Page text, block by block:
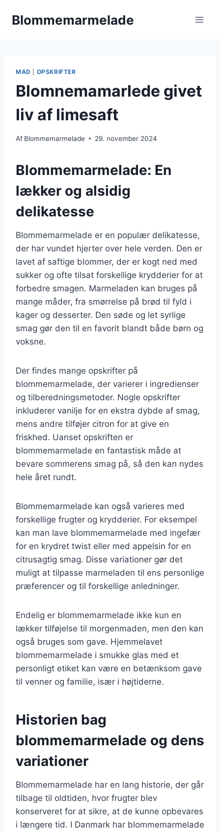
Blommemarmelade
MAD OPSKRIFTER
Blomnemamarlede givet
liv af limesaft
Af Blommemarmelade 29. november 2024
Blommemarmelade: En
lækker og alsidig
delikatesse
Blommemarmelade er en populær delikatesse,
der har vundet hjerter over hele verden. Den er
lavet af saftige blommer, der er kogt ned med
sukker og ofte tilsat forskellige krydderier for at
forbedre smagen. Marmeladen kan bruges på
mange måder, fra smørrelse på brød til fyld i
kager og desserter. Den søde og let syrlige
smag gør den til en favorit blandt både børn og
voksne.
Der findes mange opskrifter på
blommemarmelade, der varierer i ingredienser
og tilberedningsmetoder. Nogle opskrifter
inkluderer vanilje for en ekstra dybde af smag,
mens andre tilføjer citron for at give en
friskhed. Uanset opskriften er
blommemarmelade en fantastisk måde at
bevare sommerens smag på, så den kan nydes
hele året rundt.
Blommemarmelade kan også varieres med
forskellige frugter og krydderier. For eksempel
kan man lave blommemarmelade med ingefær
for en krydret twist eller med appelsin for en
citrusagtig smag. Disse variationer gør det
muligt at tilpasse marmeladen til ens personlige
præferencer og til forskellige anledninger.
Endelig er blommemarmelade ikke kun en
lækker tilføjelse til morgenmaden, men den kan
også bruges som gave. Hjemmelavet
blommemarmelade i smukke glas med et
personligt etiket kan være en betænksom gave
til venner og familie, især i højtiderne.
Historien bag
blommemarmelade og dens
variationer
Blommemarmelade har en lang historie, der går
tilbage til oldtiden, hvor frugter blev
konserveret for at sikre, at de kunne opbevares
i længere tid. I Danmark har blommemarmelade